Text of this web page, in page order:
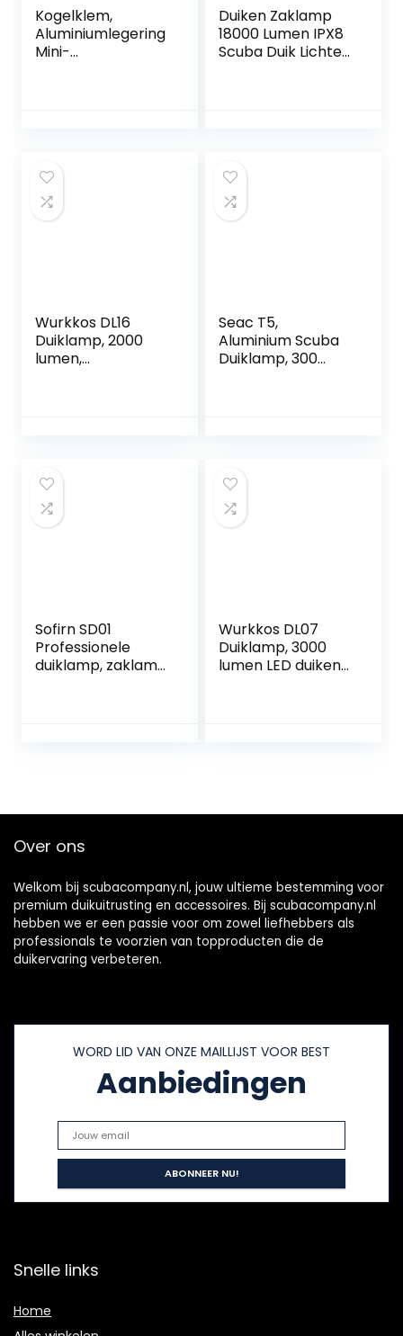
Kogelklem,
Aluminiumlegering
Mini-
Duiken Zaklamp
18000 Lumen IPX8
Scuba Duik Lichten
Wurkkos DL16
Duiklamp, 2000
lumen,
Seac T5,
Aluminium Scuba
Duiklamp, 300
Sofirn SD01
Professionele
duiklamp, zaklamp,
batterijen
Wurkkos DL07
Duiklamp, 3000
lumen LED duiken
Over ons
Welkom bij scubacompany.nl, jouw ultieme bestemming voor
premium duikuitrusting en accessoires. Bij scubacompany.nl
hebben we er een passie voor om zowel liefhebbers als
professionals te voorzien van topproducten die de
duikervaring verbeteren.
WORD LID VAN ONZE MAILLIJST VOOR BEST
Aanbiedingen
Snelle links
Home